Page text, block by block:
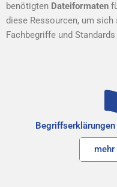
benötigten Dateiformaten
diese Ressourcen, um
Fachbegriffe und